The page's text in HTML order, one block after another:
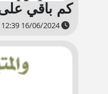
كم باقي على
16/06/2024 12:39 صباحاً - 12:39 صباحاً